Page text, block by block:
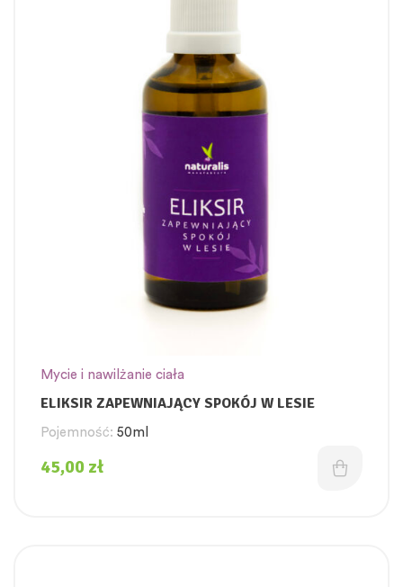
Mycie i nawilżanie ciała
ELIKSIR ZAPEWNIAJĄCY SPOKÓJ W LESIE
Pojemność: 50ml
45,00 zł